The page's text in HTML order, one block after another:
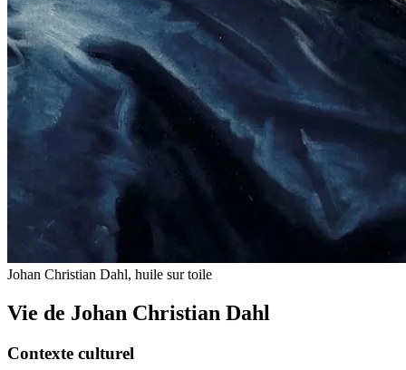
Johan Christian Dahl, huile sur toile
Vie de Johan Christian Dahl
Contexte culturel